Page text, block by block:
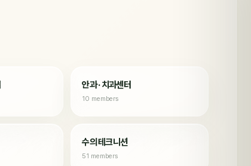
안과 · 치과센터
10 members
수의 테크니션
51 members